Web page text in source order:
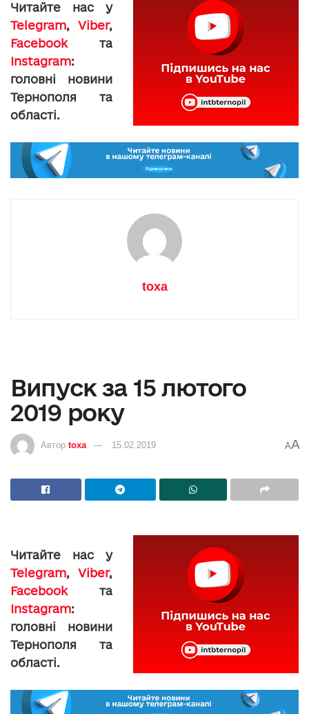
Читайте нас у
Telegram, Viber,
Facebookта
Instagram:
головні новини
Тернополя та
області.
toxa
Випуск за 15 лютого
2019 року
Автор toxa 15.02.2019 AA
Читайте нас у
Telegram, Viber,
Facebookта
Instagram:
головні новини
Тернополя та
області.